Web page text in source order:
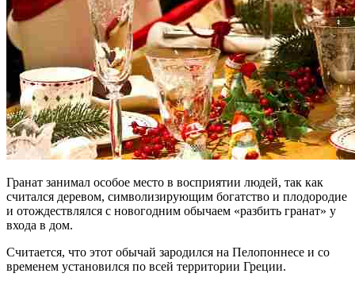
Гранат занимал особое место в восприятии людей, так как
считался деревом, символизирующим богатство и плодородие
и отождествлялся с новогодним обычаем «разбить гранат» у
входа в дом.
Считается, что этот обычай зародился на Пелопоннесе и со
временем установился по всей территории Греции.